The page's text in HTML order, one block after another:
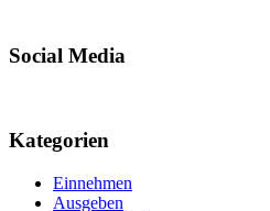
Social Media
Kategorien
Einnehmen
Ausgeben